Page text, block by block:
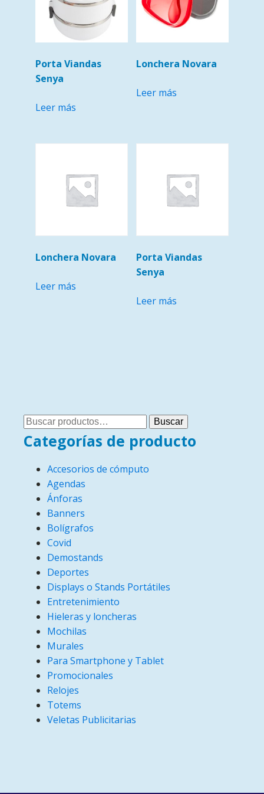
Porta Viandas
Senya
Leer más
Lonchera Novara
Leer más
Lonchera Novara
Leer más
Porta Viandas
Senya
Leer más
Buscar
por:
Buscar
Categorías de producto
Accesorios de cómputo
Agendas
Ánforas
Banners
Bolígrafos
Covid
Demostands
Deportes
Displays o Stands Portátiles
Entretenimiento
Hieleras y loncheras
Mochilas
Murales
Para Smartphone y Tablet
Promocionales
Relojes
Totems
Veletas Publicitarias